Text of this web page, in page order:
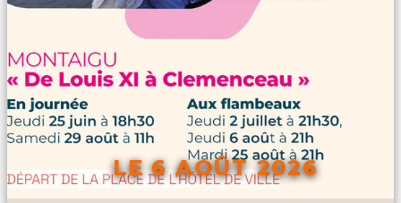
LE 6 AOÛT 2026